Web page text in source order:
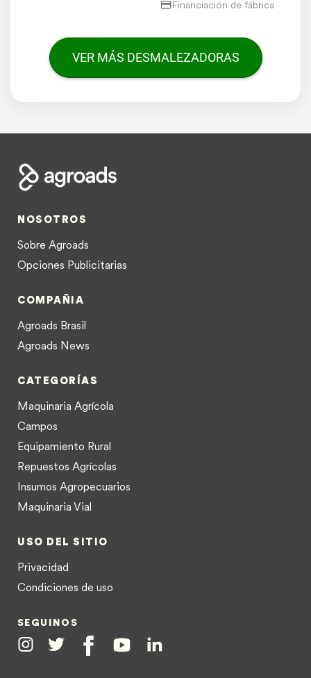
Financiación de fábrica
VER MÁS DESMALEZADORAS
NOSOTROS
Sobre Agroads
Opciones Publicitarias
COMPAÑIA
Agroads Brasil
Agroads News
CATEGORÍAS
Maquinaria Agrícola
Campos
Equipamiento Rural
Repuestos Agrícolas
Insumos Agropecuarios
Maquinaria Vial
USO DEL SITIO
Privacidad
Condiciones de uso
SEGUINOS
InstagramTwitter FacebookYoutubeLinkedin